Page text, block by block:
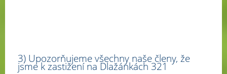
3) Upozorňujeme všechny naše členy, že
jsme k zastižení na Dlažánkách 321